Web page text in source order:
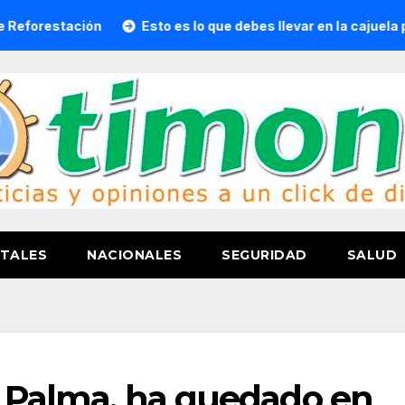
Esto es lo que debes llevar en la cajuela para viajar
NACIONALES SEGURIDAD SALUD